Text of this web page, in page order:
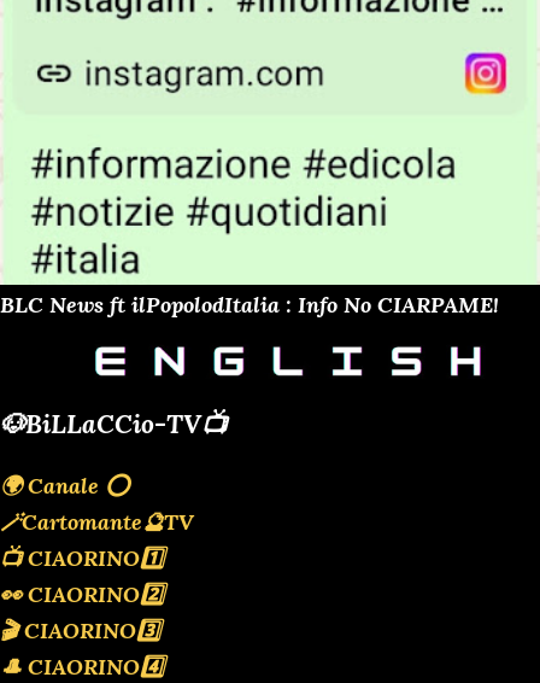
BLC News ft ilPopolodItalia : Info No CIARPAME!
🐶BiLLaCCio-TV📺
🌍 Canale ⭕️
🪄Cartomante🔮TV
📺 CIAORINO1️⃣
👀 CIAORINO2️⃣
🎬 CIAORINO3️⃣
🎩 CIAORINO4️⃣